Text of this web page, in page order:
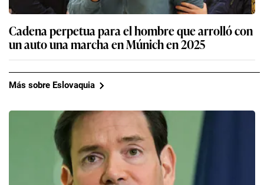
Cadena perpetua para el hombre que arrolló con
un auto una marcha en Múnich en 2025
Más sobre Eslovaquia